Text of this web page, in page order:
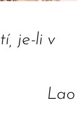
je-li v